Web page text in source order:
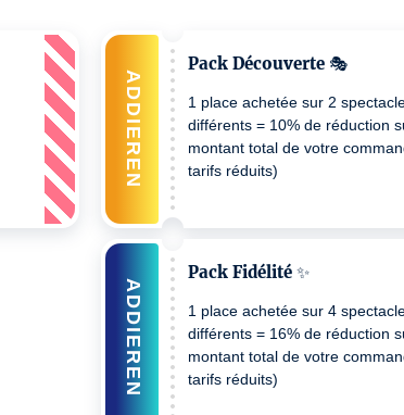
Pack Découverte 🎭
1 place achetée sur 2
différents = 10% de réduction
montant total de votre
tarifs réduits)
ADDIEREN
Pack Fidélité ✨
1 place achetée sur 4
différents = 16% de réduction
montant total de votre
tarifs réduits)
ADDIEREN